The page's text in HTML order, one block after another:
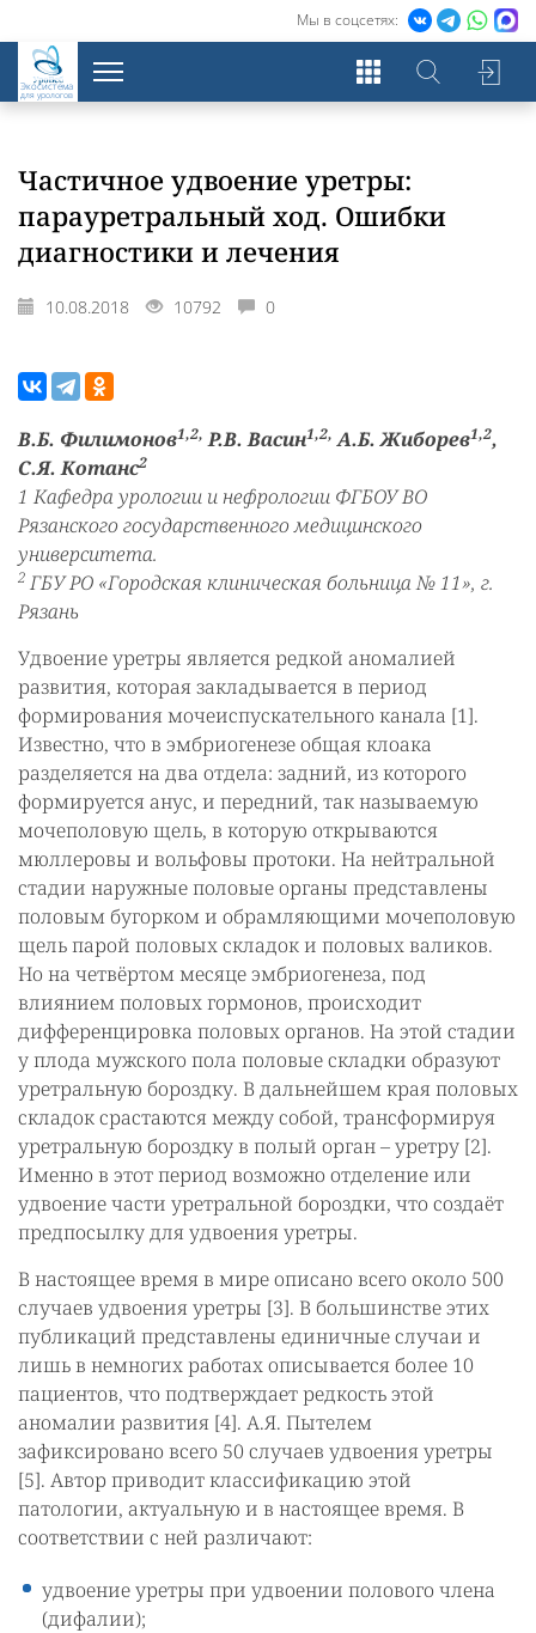
Мы в соцсетях:
Экосистема
для урологов
Частичное удвоение уретры:
парауретральный ход. Ошибки
диагностики и лечения
10.08.2018 10792 0
В.Б. Филимонов1,2, Р.В. Васин1,2, А.Б. Жиборев1,2,
С.Я. Котанс2
1 Кафедра урологии и нефрологии ФГБОУ ВО
Рязанского государственного медицинского
университета.
2 ГБУ РО «Городская клиническая больница № 11», г.
Рязань
Удвоение уретры является редкой аномалией
развития, которая закладывается в период
формирования мочеиспускательного канала [1].
Известно, что в эмбриогенезе общая клоака
разделяется на два отдела: задний, из которого
формируется анус, и передний, так называемую
мочеполовую щель, в которую открываются
мюллеровы и вольфовы протоки. На нейтральной
стадии наружные половые органы представлены
половым бугорком и обрамляющими мочеполовую
щель парой половых складок и половых валиков.
Но на четвёртом месяце эмбриогенеза, под
влиянием половых гормонов, происходит
дифференцировка половых органов. На этой стадии
у плода мужского пола половые складки образуют
уретральную бороздку. В дальнейшем края половых
складок срастаются между собой, трансформируя
уретральную бороздку в полый орган – уретру [2].
Именно в этот период возможно отделение или
удвоение части уретральной бороздки, что создаёт
предпосылку для удвоения уретры.
В настоящее время в мире описано всего около 500
случаев удвоения уретры [3]. В большинстве этих
публикаций представлены единичные случаи и
лишь в немногих работах описывается более 10
пациентов, что подтверждает редкость этой
аномалии развития [4]. А.Я. Пытелем
зафиксировано всего 50 случаев удвоения уретры
[5]. Автор приводит классификацию этой
патологии, актуальную и в настоящее время. В
соответствии с ней различают:
удвоение уретры при удвоении полового члена
(дифалии);